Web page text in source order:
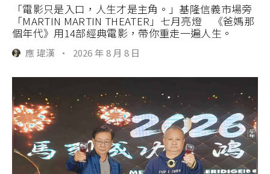
「電影只是入口，人生才是主角。」基隆信義市場旁
「MARTIN MARTIN THEATER」七月亮燈 《爸媽那
個年代》用14部經典電影，帶你重走一遍人生。
應 瑋漢 · 2026 年 8 月 8 日